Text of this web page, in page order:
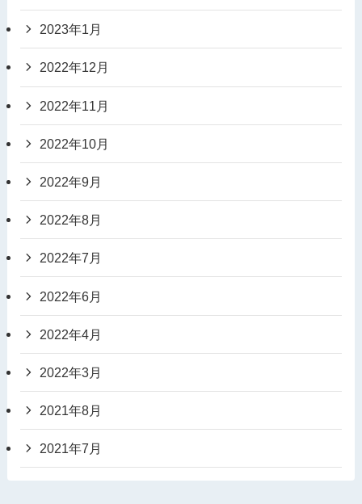
2023年1月
2022年12月
2022年11月
2022年10月
2022年9月
2022年8月
2022年7月
2022年6月
2022年4月
2022年3月
2021年8月
2021年7月